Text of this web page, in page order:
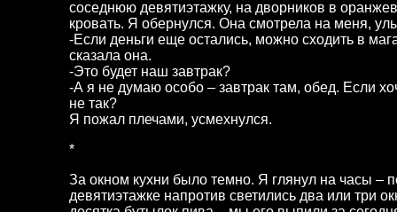
соседнюю девятиэтажку, на дворников в
кровать. Я обернулся. Она смотрела на меня,
-Если деньги еще остались, можно сходить в
сказала она.
-Это будет наш завтрак?
-А я не думаю особо – завтрак там, обед. Если
не так?
Я пожал плечами, усмехнулся.
*
За окном кухни было темно. Я глянул на часы –
девятиэтажке напротив светились два или три